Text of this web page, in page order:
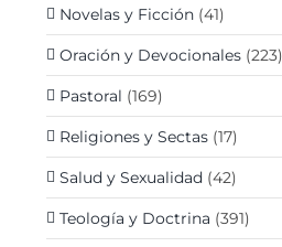
Novelas y Ficción (41)
Oración y Devocionales (223)
Pastoral (169)
Religiones y Sectas (17)
Salud y Sexualidad (42)
Teología y Doctrina (391)